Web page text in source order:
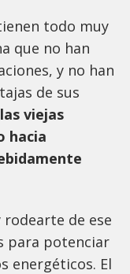
todo muy
que no han
y no han
de sus
viejas
hacia
de ese
para potenciar
energéticos. El